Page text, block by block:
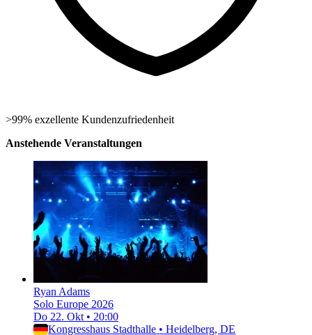
>99% exzellente Kundenzufriedenheit
Anstehende Veranstaltungen
Ryan Adams
Solo Europe 2026
Do 22. Okt • 20:00
Kongresshaus Stadthalle • Heidelberg, DE